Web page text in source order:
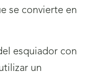
se convierte en
esquiador con
un